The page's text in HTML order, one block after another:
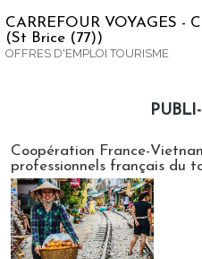
CARREFOUR VOYAGES -
(St Brice (77))
OFFRES D'EMPLOI TOURISME
Coopération France-
professionnels français du